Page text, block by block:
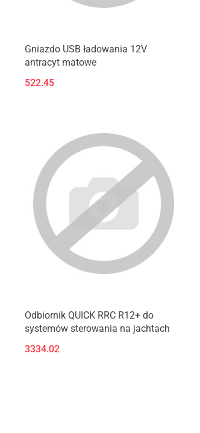
Gniazdo USB ładowania 12V
antracyt matowe
522.45
Odbiornik QUICK RRC R12+ do
systemów sterowania na jachtach
3334.02